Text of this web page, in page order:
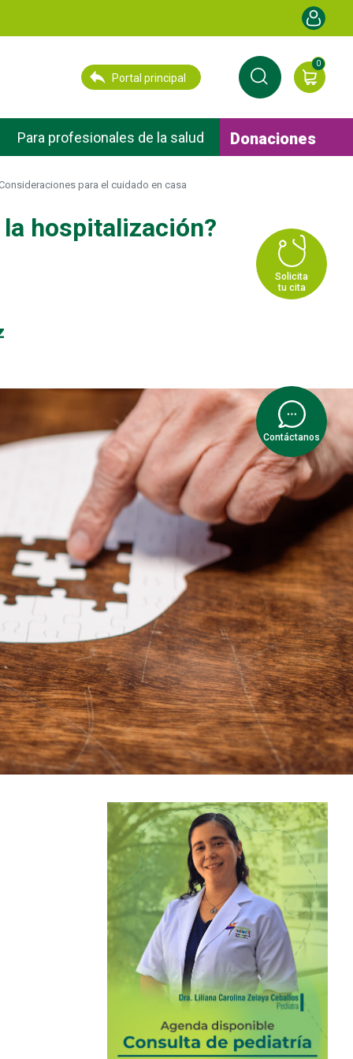
Menú de
Portal principal
0
Para profesionales de la salud Donaciones
para el cuidado en casa
hospitalización?
Contáctanos
Solicita
tu cita